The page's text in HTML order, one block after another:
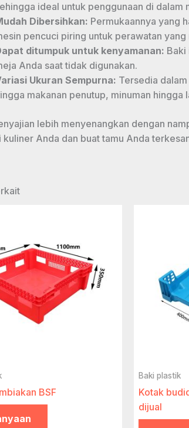
ideal untuk penggunaan di dalam
Dibersihkan: Permukaannya yang
pencuci piring untuk perawatan yang
ditumpuk untuk kenyamanan: Baki
Anda saat tidak digunakan.
Ukuran Sempurna: Tersedia
makanan penutup, minuman hingga
lebih menyenangkan dengan
kuliner Anda dan buat tamu Anda
BSF
Baki plastik
Kotak
dijual